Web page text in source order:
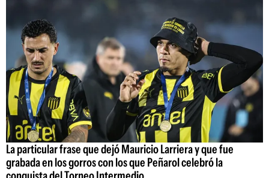
La particular frase que dejó Mauricio Larriera y que fue
grabada en los gorros con los que Peñarol celebró la